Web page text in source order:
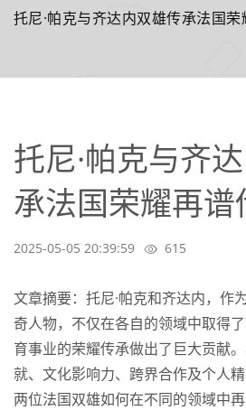
托尼·帕克与齐达内双雄传承法国
托尼·帕克与齐
承法国荣耀再谱
2025-05-05 20:39:59 615
文章摘要：托尼·帕克和齐达内，作
奇人物，不仅在各自的领域中取得
育事业的荣耀传承做出了巨大贡献
就、文化影响力、跨界合作及个人
两位法国双雄如何在不同的领域中